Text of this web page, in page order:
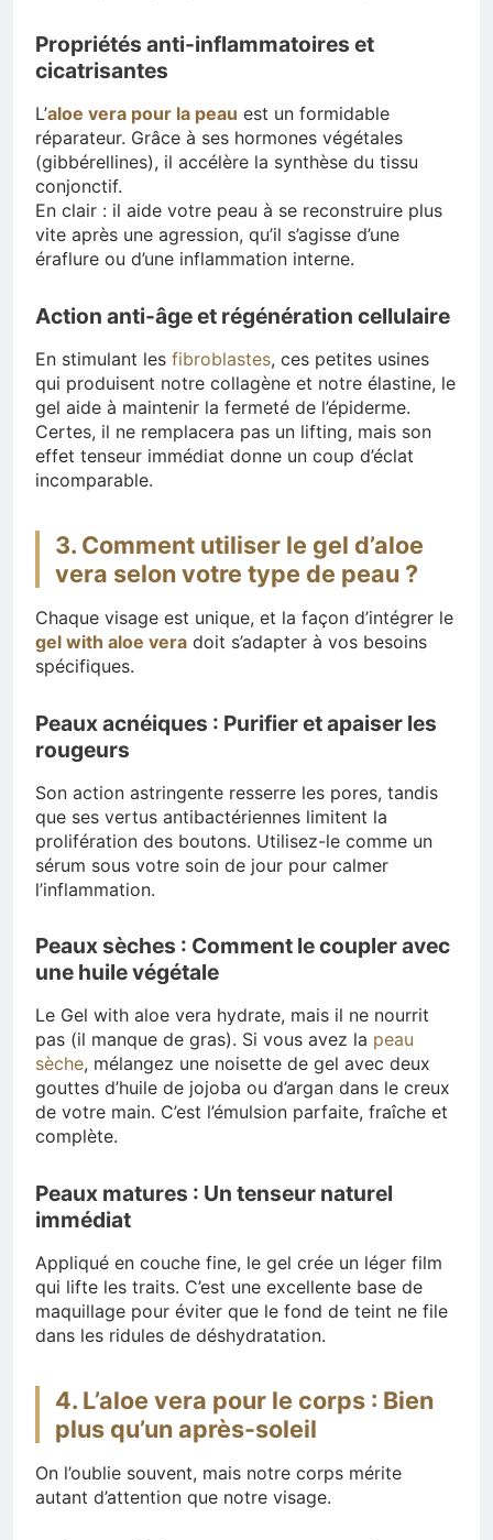
Propriétés anti-inflammatoires et
cicatrisantes
L’aloe vera pour la peau est un formidable
réparateur. Grâce à ses hormones végétales
(gibbérellines), il accélère la synthèse du tissu
conjonctif.
En clair : il aide votre peau à se reconstruire plus
vite après une agression, qu’il s’agisse d’une
éraflure ou d’une inflammation interne.
Action anti-âge et régénération cellulaire
En stimulant les fibroblastes, ces petites usines
qui produisent notre collagène et notre élastine, le
gel aide à maintenir la fermeté de l’épiderme.
Certes, il ne remplacera pas un lifting, mais son
effet tenseur immédiat donne un coup d’éclat
incomparable.
3. Comment utiliser le gel d’aloe
vera selon votre type de peau ?
Chaque visage est unique, et la façon d’intégrer le
gel with aloe vera doit s’adapter à vos besoins
spécifiques.
Peaux acnéiques : Purifier et apaiser les
rougeurs
Son action astringente resserre les pores, tandis
que ses vertus antibactériennes limitent la
prolifération des boutons. Utilisez-le comme un
sérum sous votre soin de jour pour calmer
l’inflammation.
Peaux sèches : Comment le coupler avec
une huile végétale
Le Gel with aloe vera hydrate, mais il ne nourrit
pas (il manque de gras). Si vous avez la peau
sèche, mélangez une noisette de gel avec deux
gouttes d’huile de jojoba ou d’argan dans le creux
de votre main. C’est l’émulsion parfaite, fraîche et
complète.
Peaux matures : Un tenseur naturel
immédiat
Appliqué en couche fine, le gel crée un léger film
qui lifte les traits. C’est une excellente base de
maquillage pour éviter que le fond de teint ne file
dans les ridules de déshydratation.
4. L’aloe vera pour le corps : Bien
plus qu’un après-soleil
On l’oublie souvent, mais notre corps mérite
autant d’attention que notre visage.